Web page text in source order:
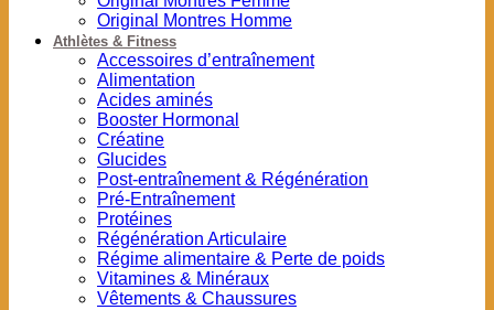
Original Montres Homme
Athlètes & Fitness
Accessoires d’entraînement
Alimentation
Acides aminés
Booster Hormonal
Créatine
Glucides
Post-entraînement & Régénération
Pré-Entraînement
Protéines
Régénération Articulaire
Régime alimentaire & Perte de poids
Vitamines & Minéraux
Vêtements & Chaussures